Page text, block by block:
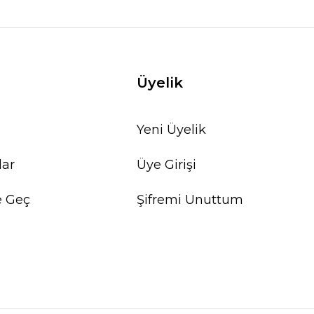
Geç
Üyelik
Yeni Üyelik
Üye Girişi
Şifremi Unuttum